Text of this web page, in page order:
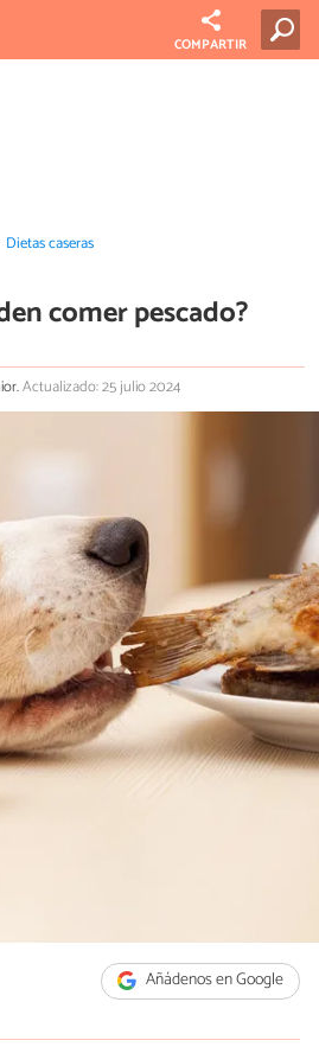
COMPARTIR
Dietas caseras
comer pescado?
Actualizado: 25 julio 2024
Añádenos en Google